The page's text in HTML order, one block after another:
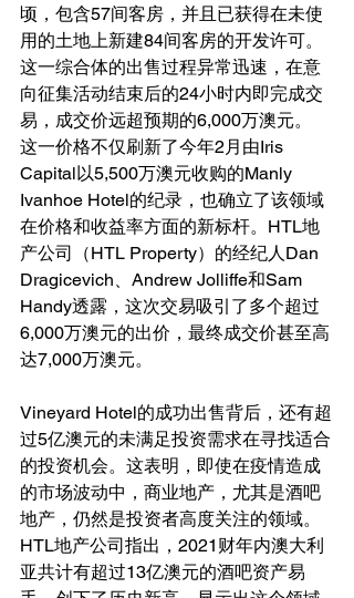
顷，包含57间客房，并且已获得在未使
用的土地上新建84间客房的开发许可。
这一综合体的出售过程异常迅速，在意
向征集活动结束后的24小时内即完成交
易，成交价远超预期的6,000万澳元。
这一价格不仅刷新了今年2月由Iris
Capital以5,500万澳元收购的Manly
Ivanhoe Hotel的纪录，也确立了该领域
在价格和收益率方面的新标杆。HTL地
产公司（HTL Property）的经纪人Dan
Dragicevich、Andrew Jolliffe和Sam
Handy透露，这次交易吸引了多个超过
6,000万澳元的出价，最终成交价甚至高
达7,000万澳元。
Vineyard Hotel的成功出售背后，还有超
过5亿澳元的未满足投资需求在寻找适合
的投资机会。这表明，即使在疫情造成
的市场波动中，商业地产，尤其是酒吧
地产，仍然是投资者高度关注的领域。
HTL地产公司指出，2021财年内澳大利
亚共计有超过13亿澳元的酒吧资产易